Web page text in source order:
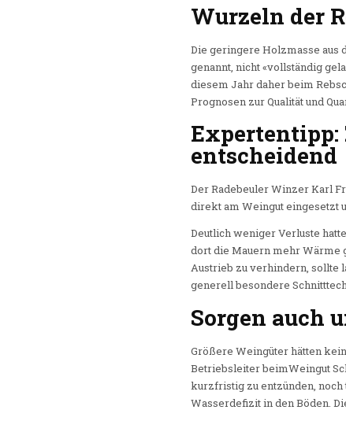
Wurzeln der
Die geringere Holzmasse aus
genannt, nicht «vollständig
diesem Jahr daher beim
Prognosen zur Qualität und
entscheidend
Der Radebeuler Winzer Karl
direkt am Weingut eingesetzt
Deutlich weniger Verluste
dort die Mauern mehr Wärme
Austrieb zu verhindern, sollte
generell besondere
Sorgen auch
Größere Weingüter hätten
Betriebsleiter beimWeingut
kurzfristig zu entzünden, noch
Wasserdefizit in den Böden.